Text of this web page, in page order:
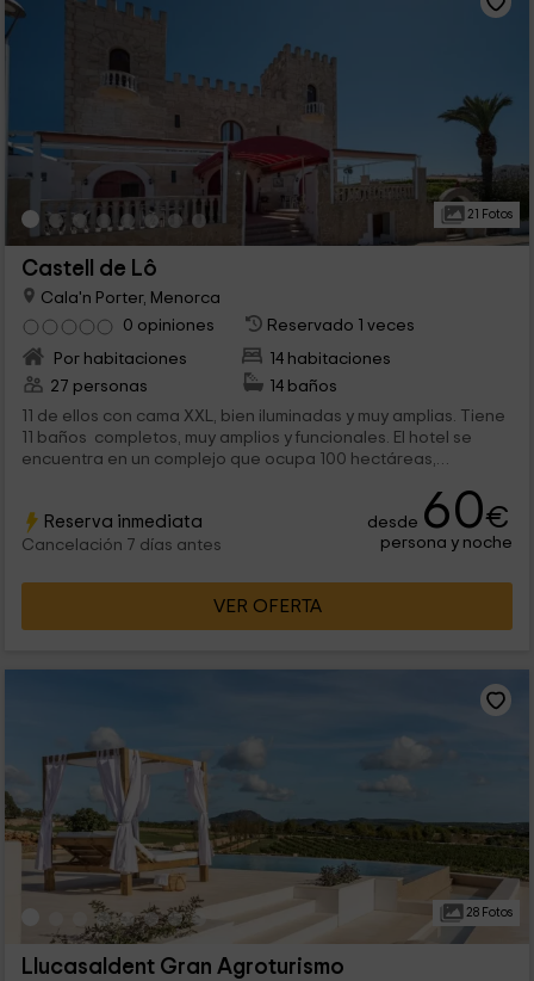
21 Fotos
Castell de Lô
Cala'n Porter, Menorca
0 opiniones
Reservado 1 veces
Por habitaciones
14 habitaciones
27 personas
14 baños
11 de ellos con cama XXL, bien iluminadas y muy amplias. Tiene
11 baños completos, muy amplios y funcionales. El hotel se
encuentra en un complejo que ocupa 100 hectáreas,
Reserva inmediata
Cancelación 7 días antes
desde 60€
persona y noche
VER OFERTA
28 Fotos
Llucasaldent Gran Agroturismo